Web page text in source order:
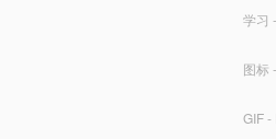
学习 -
图标 -
GIF -